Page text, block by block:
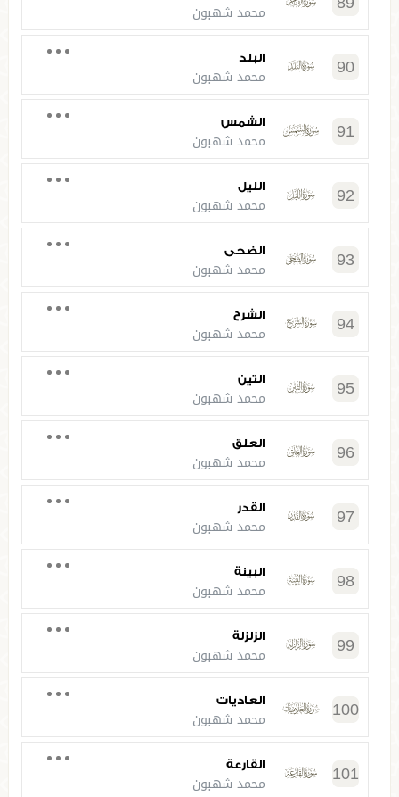
محمد شهبون
90 البلد
محمد شهبون
91 الشمس
محمد شهبون
92 الليل
محمد شهبون
93 الضحى
محمد شهبون
94 الشرح
محمد شهبون
95 التين
محمد شهبون
96 العلق
محمد شهبون
97 القدر
محمد شهبون
98 البينة
محمد شهبون
99 الزلزلة
محمد شهبون
100 العاديات
محمد شهبون
101 القارعة
محمد شهبون